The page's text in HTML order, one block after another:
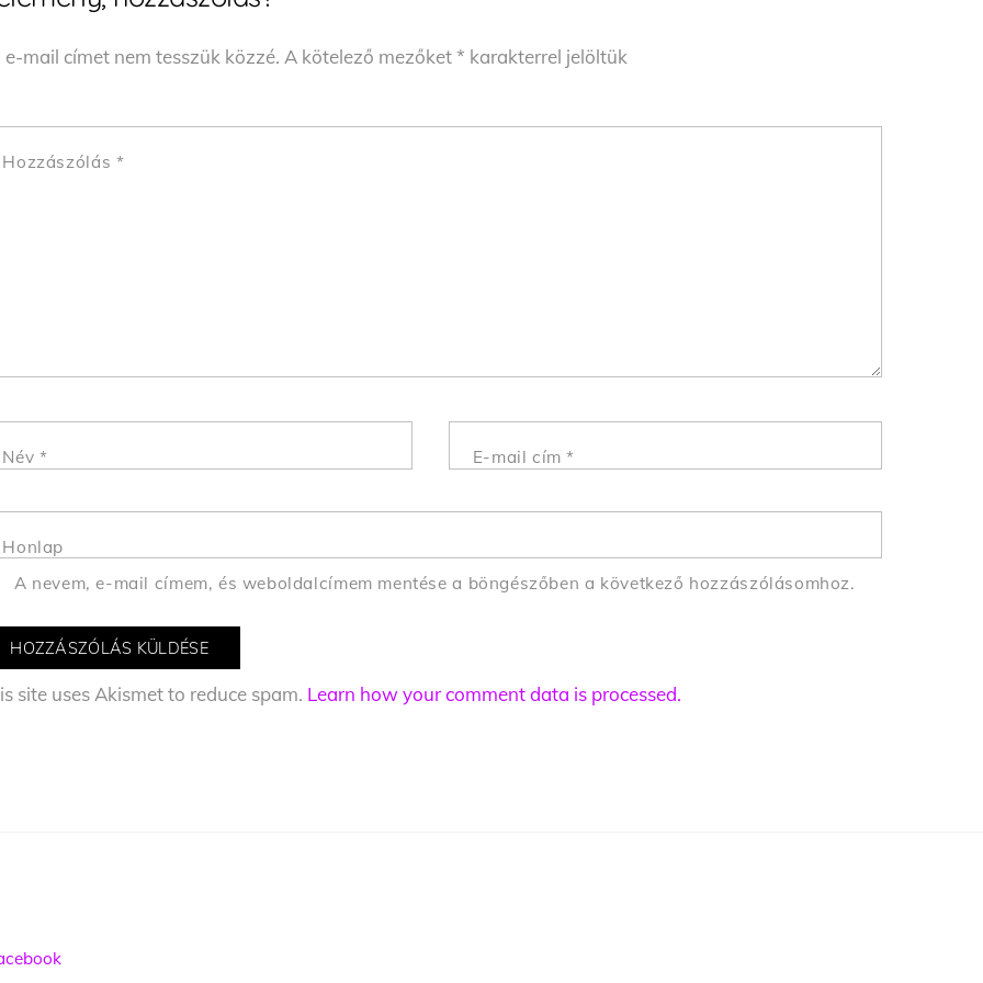
e-mail címet nem tesszük közzé. A kötelező mezőket* karakterrel jelöltük
Hozzászólás *
Név * E-mail cím*
Honlap
A nevem, e-mail címem, és weboldalcímem mentése a böngészőben a következő hozzászólásomhoz.
site uses Akismet to reduce spam. Learn how your comment data is processed.